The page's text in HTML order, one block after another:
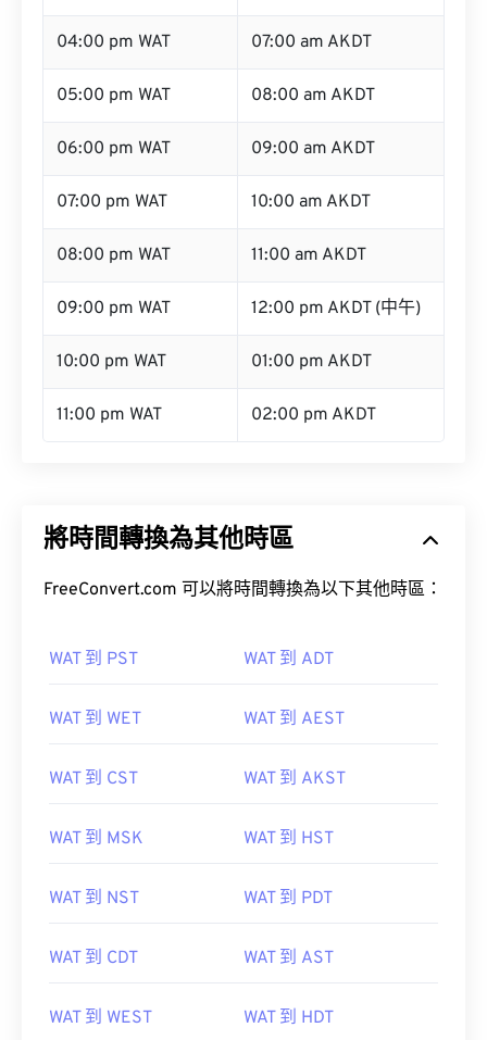
04:00 pm WAT 07:00 am AKDT
05:00 pm WAT 08:00 am AKDT
06:00 pm WAT 09:00 am AKDT
07:00 pm WAT 10:00 am AKDT
08:00 pm WAT 11:00 am AKDT
09:00 pm WAT 12:00 pm AKDT (中午)
10:00 pm WAT 01:00 pm AKDT
11:00 pm WAT 02:00 pm AKDT
將時間轉換為其他時區
FreeConvert.com 可以將時間轉換為以下其他時區：
WAT 到 PST WAT 到 ADT
WAT 到 WET WAT 到 AEST
WAT 到 CST WAT 到 AKST
WAT 到 MSK WAT 到 HST
WAT 到 NST WAT 到 PDT
WAT 到 CDT WAT 到 AST
WAT 到 WEST WAT 到 HDT